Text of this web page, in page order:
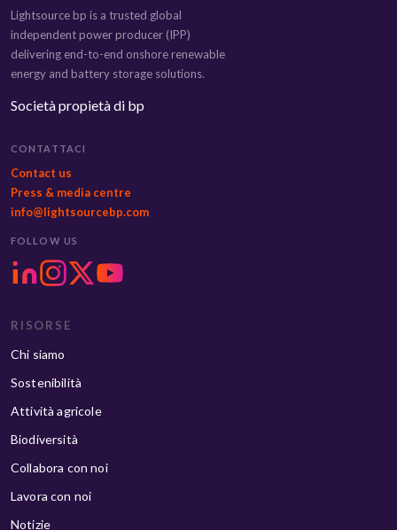
Lightsource bp is a trusted global
independent power producer (IPP)
delivering end-to-end onshore renewable
energy and battery storage solutions.
Società propietà di bp
CONTATTACI
Contact us
Press & media centre
info@lightsourcebp.com
FOLLOW US
RISORSE
Chi siamo
Sostenibilità
Attività agricole
Biodiversità
Collabora con noi
Lavora con noi
Notizie